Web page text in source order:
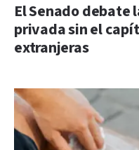
El Senado debate
privada sin el
extranjeras